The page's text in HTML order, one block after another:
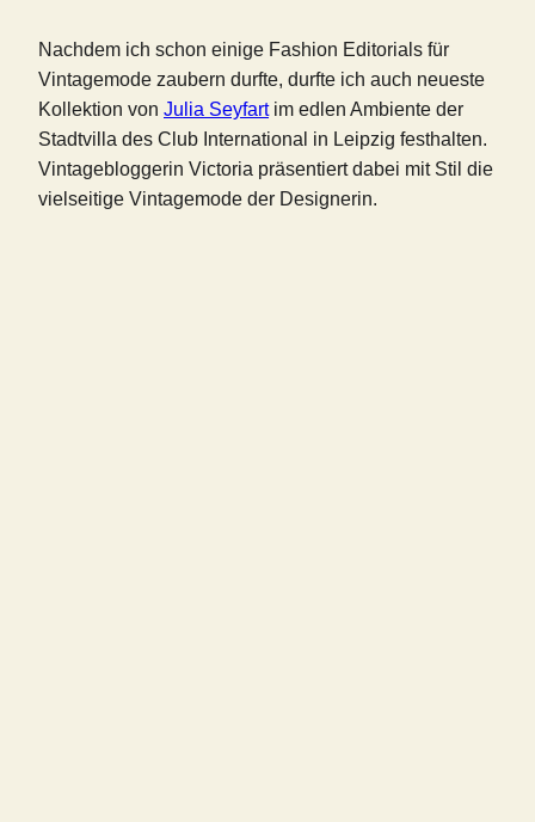
Nachdem ich schon einige Fashion Editorials für
Vintagemode zaubern durfte, durfte ich auch neueste
Kollektion von Julia Seyfartim edlen Ambiente der
Stadtvilla des Club International in Leipzig festhalten.
Vintagebloggerin Victoria präsentiert dabei mit Stil die
vielseitige Vintagemode der Designerin.